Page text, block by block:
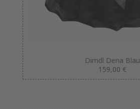
Dirndl Dena Blau
159,00 €